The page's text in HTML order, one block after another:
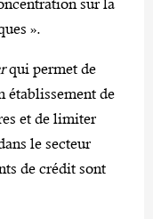
».
qui permet de
établissement de
et de limiter
le secteur
de crédit sont